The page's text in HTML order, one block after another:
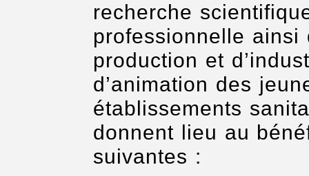
recherche
professionnelle
production et
d’animation des
établissements
donnent lieu au
suivantes :